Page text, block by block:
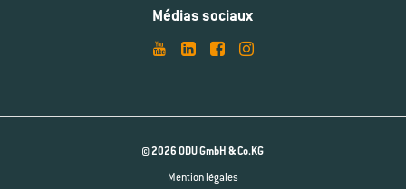
Médias sociaux
© 2026 ODU GmbH & Co.KG
Mention légales